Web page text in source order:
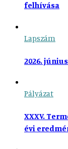
felhívása
Lapszám
2026.
Pályázat
XXXV.
évi